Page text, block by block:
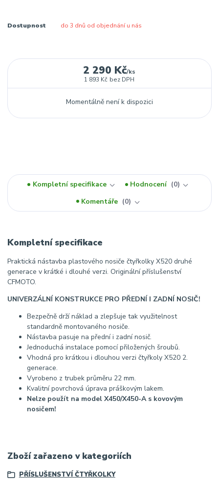
Dostupnost do 3 dnů od objednání u nás
2 290 Kč/ks
1 893 Kč bez DPH
Momentálně není k dispozici
Kompletní specifikace Hodnocení
0
Komentáře
0
Kompletní specifikace
Praktická nástavba plastového nosiče čtyřkolky X520 druhé
generace v krátké i dlouhé verzi. Originální příslušenství
CFMOTO.
UNIVERZÁLNÍ KONSTRUKCE PRO PŘEDNÍ I ZADNÍ NOSIČ!
Bezpečně drží náklad a zlepšuje tak využitelnost
standardně montovaného nosiče.
Nástavba pasuje na přední i zadní nosič.
Jednoduchá instalace pomocí přiložených šroubů.
Vhodná pro krátkou i dlouhou verzi čtyřkoly X520 2.
generace.
Vyrobeno z trubek průměru 22 mm.
Kvalitní povrchová úprava práškovým lakem.
Nelze použít na model X450/X450-A s kovovým
nosičem!
Zboží zařazeno v kategoriích
PŘÍSLUŠENSTVÍ ČTYŘKOLKY